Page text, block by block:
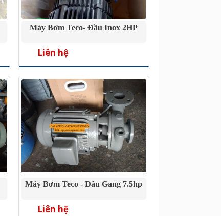
Máy Bơm Teco- Đầu Inox 2HP
Liên hệ
Máy Bơm Teco - Đầu Gang 7.5hp
Liên hệ